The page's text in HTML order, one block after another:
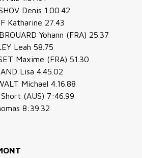
Denis 1.00.42
Katharine 27.43
Yohann (FRA) 25.37
Leah 58.75
Maxime (FRA) 51.30
Lisa 4.45.02
Michael 4.16.88
(AUS) 7:46.99
8:39.32